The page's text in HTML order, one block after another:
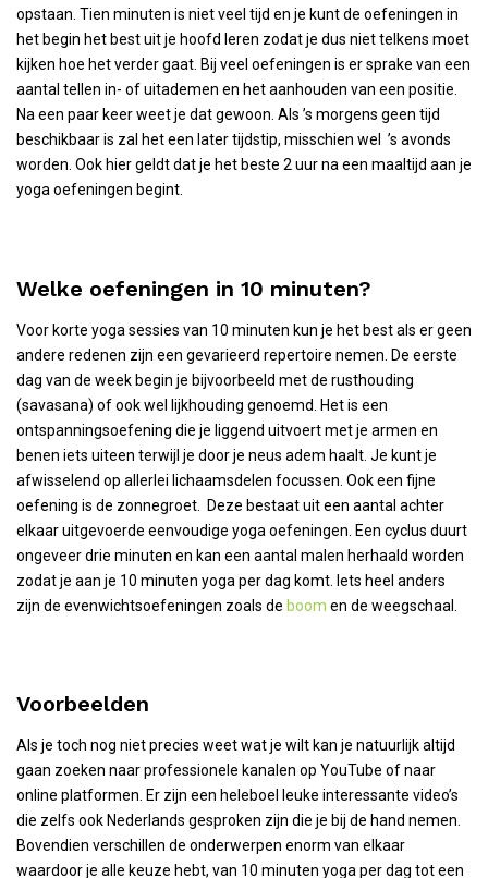
opstaan. Tien minuten is niet veel tijd en je kunt de oefeningen in
het begin het best uit je hoofd leren zodat je dus niet telkens moet
kijken hoe het verder gaat. Bij veel oefeningen is er sprake van een
aantal tellen in- of uitademen en het aanhouden van een positie.
Na een paar keer weet je dat gewoon. Als ’s morgens geen tijd
beschikbaar is zal het een later tijdstip, misschien wel ’s avonds
worden. Ook hier geldt dat je het beste 2 uur na een maaltijd aan je
yoga oefeningen begint.
Welke oefeningen in 10 minuten?
Voor korte yoga sessies van 10 minuten kun je het best als er geen
andere redenen zijn een gevarieerd repertoire nemen. De eerste
dag van de week begin je bijvoorbeeld met de rusthouding
(savasana) of ook wel lijkhouding genoemd. Het is een
ontspanningsoefening die je liggend uitvoert met je armen en
benen iets uiteen terwijl je door je neus adem haalt. Je kunt je
afwisselend op allerlei lichaamsdelen focussen. Ook een fijne
oefening is de zonnegroet. Deze bestaat uit een aantal achter
elkaar uitgevoerde eenvoudige yoga oefeningen. Een cyclus duurt
ongeveer drie minuten en kan een aantal malen herhaald worden
zodat je aan je 10 minuten yoga per dag komt. Iets heel anders
zijn de evenwichtsoefeningen zoals de boom en de weegschaal.
Voorbeelden
Als je toch nog niet precies weet wat je wilt kan je natuurlijk altijd
gaan zoeken naar professionele kanalen op YouTube of naar
online platformen. Er zijn een heleboel leuke interessante video’s
die zelfs ook Nederlands gesproken zijn die je bij de hand nemen.
Bovendien verschillen de onderwerpen enorm van elkaar
waardoor je alle keuze hebt, van 10 minuten yoga per dag tot een